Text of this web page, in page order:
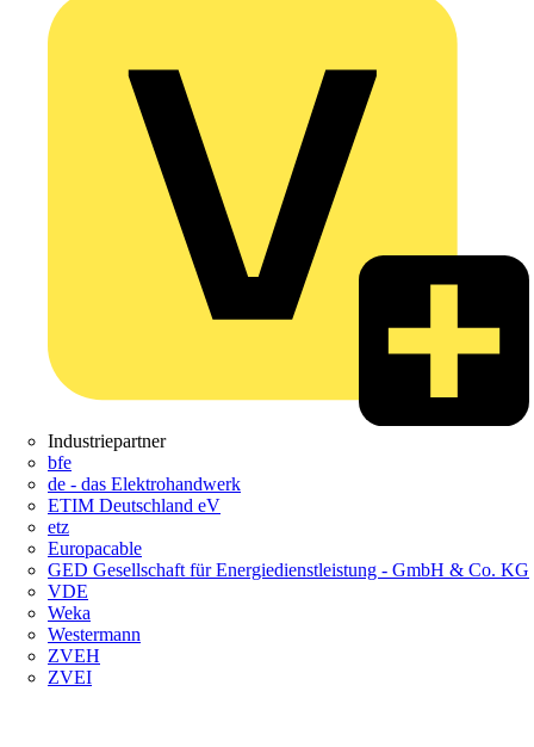
Industriepartner
bfe
de - das Elektrohandwerk
ETIM Deutschland eV
etz
Europacable
GED Gesellschaft für Energiedienstleistung - GmbH & Co. KG
VDE
Weka
Westermann
ZVEH
ZVEI